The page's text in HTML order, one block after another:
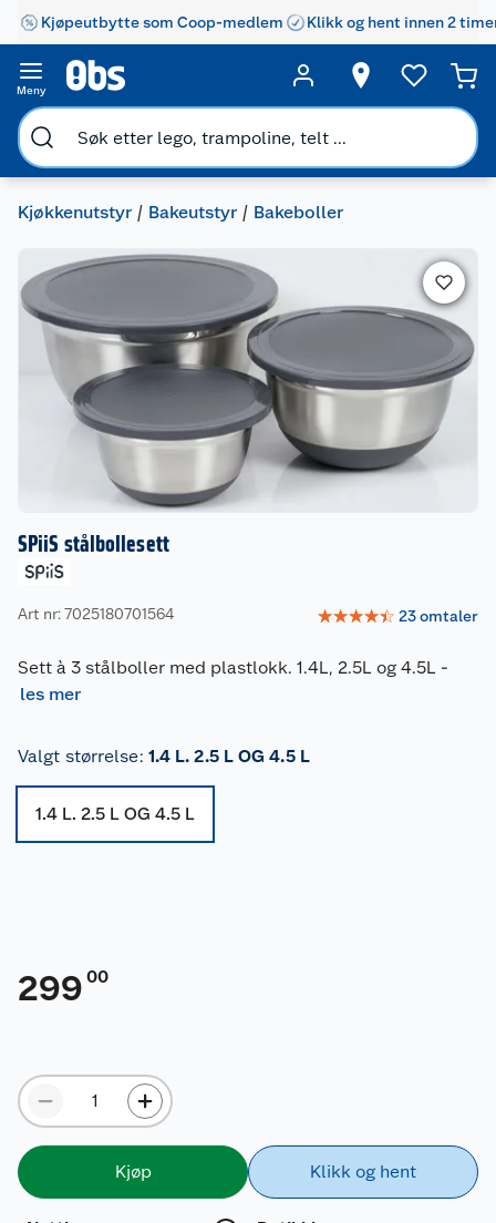
Kjøpeutbytte som Coop-medlem Klikk og hent innen 2
Meny
Kjøkkenutstyr Bakeutstyr Bakeboller
SPiiS stålbollesett
Art nr: 7025180701564 ☆☆☆☆☆ 23omtaler
Sett à 3 stålboller med plastlokk. 1.4L, 2.5L og 4.5L -
les mer
Valgt størrelse: 1.4 L. 2.5 L OG 4.5 L
1.4 L. 2.5 L OG 4.5 L
299 00
Kjøp Klikk og hent